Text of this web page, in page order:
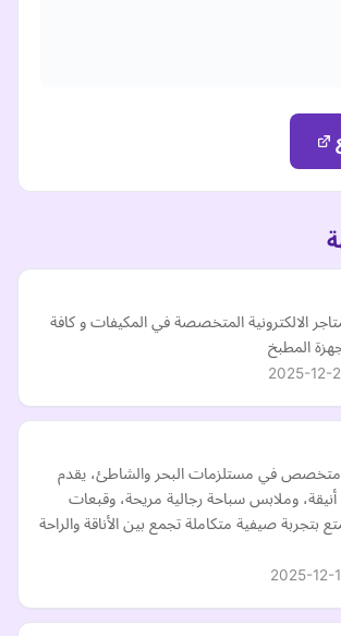
الالكترونية المتخصصة في المكيفات و كافة
المطبخ
2025-12-
في مستلزمات البحر والشاطئ، يقدم
وملابس سباحة رجالية مريحة، وقبعات
صيفية متكاملة تجمع بين الأناقة والراحة
2025-12-